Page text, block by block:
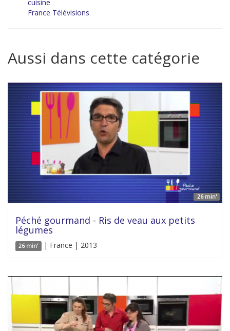
cuisine
France Télévisions
Aussi dans cette catégorie
26 min'
Péché gourmand - Ris de veau aux petits
légumes
26 min' | France | 2013